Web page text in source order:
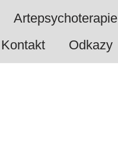
Artepsychoterapie
Kontakt Odkazy